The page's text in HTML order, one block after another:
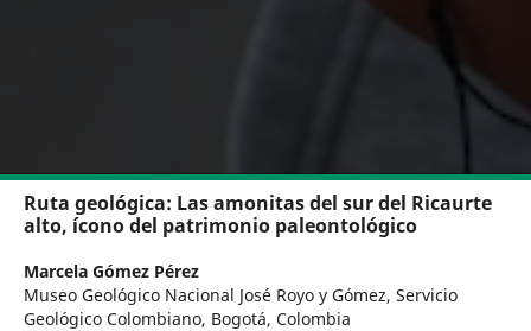
Ruta geológica: Las amonitas del sur del Ricaurte
alto, ícono del patrimonio paleontológico
Marcela Gómez Pérez
Museo Geológico Nacional José Royo y Gómez, Servicio
Geológico Colombiano, Bogotá, Colombia